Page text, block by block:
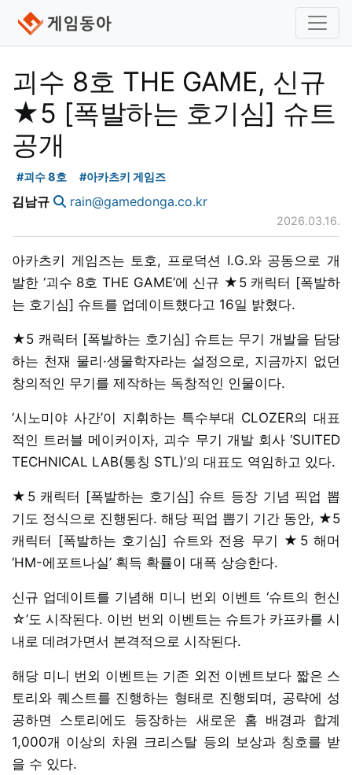
괴수 8호 THE GAME, 신규
★5 [폭발하는 호기심] 슈트
공개
#괴수 8호 #아카츠키 게임즈
김남규 rain@gamedonga.co.kr
2026.03.16.
아카츠키 게임즈는 토호, 프로덕션 I.G.와 공동으로 개
발한 ‘괴수 8호 THE GAME’에 신규 ★5 캐릭터 [폭발하
는 호기심] 슈트를 업데이트했다고 16일 밝혔다.
★5 캐릭터 [폭발하는 호기심] 슈트는 무기 개발을 담당
하는 천재 물리·생물학자라는 설정으로, 지금까지 없던
창의적인 무기를 제작하는 독창적인 인물이다.
‘시노미야 사간’이 지휘하는 특수부대 CLOZER의 대표
적인 트러블 메이커이자, 괴수 무기 개발 회사 ‘SUITED
TECHNICAL LAB(통칭 STL)’의 대표도 역임하고 있다.
★5 캐릭터 [폭발하는 호기심] 슈트 등장 기념 픽업 뽑
기도 정식으로 진행된다. 해당 픽업 뽑기 기간 동안, ★5
캐릭터 [폭발하는 호기심] 슈트와 전용 무기 ★5 해머
‘HM-에포트나실’ 획득 확률이 대폭 상승한다.
신규 업데이트를 기념해 미니 번외 이벤트 ‘슈트의 헌신
☆’도 시작된다. 이번 번외 이벤트는 슈트가 카프카를 시
내로 데려가면서 본격적으로 시작된다.
해당 미니 번외 이벤트는 기존 외전 이벤트보다 짧은 스
토리와 퀘스트를 진행하는 형태로 진행되며, 공략에 성
공하면 스토리에도 등장하는 새로운 홈 배경과 합계
1,000개 이상의 차원 크리스탈 등의 보상과 칭호를 받
을 수 있다.